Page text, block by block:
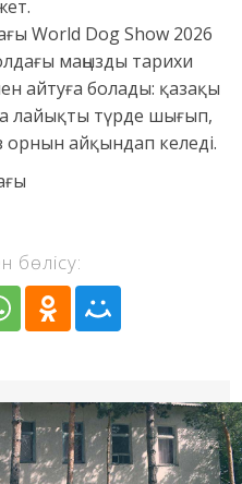
World Dog Show 2026
маңызды тарихи
айтуға болады: қазақы
лайықты түрде шығып,
айқындап келеді.
бөлісу: